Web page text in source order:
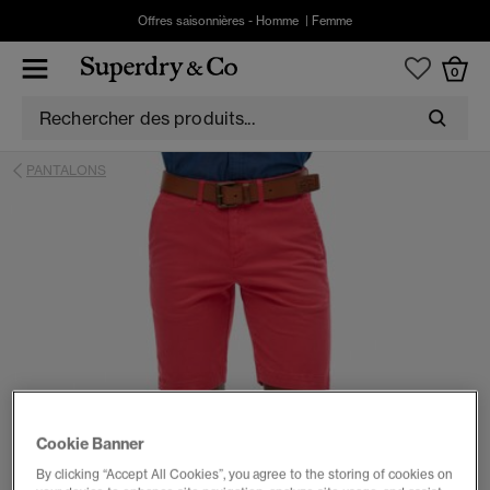
Offres saisonnières - Homme Femme
0
PANTALONS
Cookie Banner
By clicking “Accept All Cookies”, you agree to the storing of cookies on